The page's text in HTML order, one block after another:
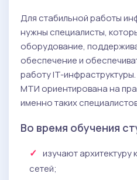
Для стабильной работы
нужны специалисты,
оборудование,
обеспечение и
работу IT-
МТИ ориентирована на
именно таких
Во время обучения
изучают
сетей;